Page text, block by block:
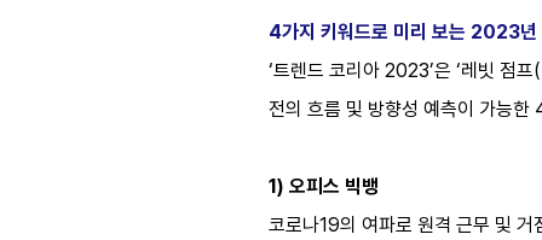
4가지 키워드로 미리 보는 2023년
‘트렌드 코리아 2023’은 ‘레빗 점
전의 흐름 및 방향성 예측이 가능
1) 오피스 빅뱅
코로나19의 여파로 원격 근무 및